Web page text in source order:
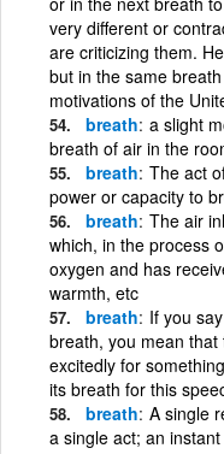
very different or
are criticizing them.
but in the same
motivations of the
breath a slight
breath of air in the
breath The act
power or capacity to
breath The air
which, in the process
oxygen and has
warmth, etc
breath If you
breath, you mean
excitedly for
its breath for this
breath A single
a single act; an instant